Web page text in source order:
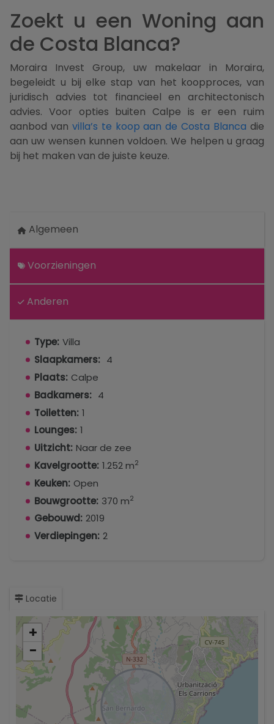
Zoekt u een Woning aan
de Costa Blanca?
Moraira Invest Group, uw makelaar in Moraira,
begeleidt u bij elke stap van het koopproces, van
juridisch advies tot financieel en architectonisch
advies. Voor opties buiten Calpe is er een ruim
aanbod van villa’s te koop aan de Costa Blanca die
aan uw wensen kunnen voldoen. We helpen u graag
bij het maken van de juiste keuze.
Algemeen
Voorzieningen
Anderen
Type: Villa
Slaapkamers: 4
Plaats: Calpe
Badkamers: 4
Toiletten: 1
Lounges: 1
Uitzicht: Naar de zee
Kavelgrootte: 1.252 m2
Keuken: Open
Bouwgrootte: 370 m2
Gebouwd: 2019
Verdiepingen: 2
Locatie
+
−